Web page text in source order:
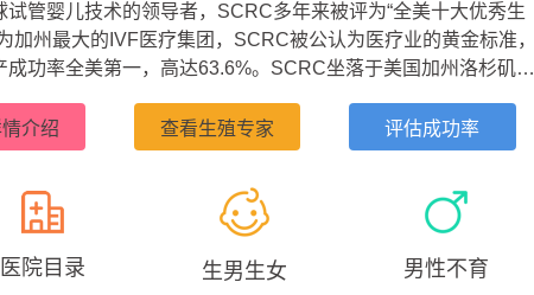
试管婴儿技术的领导者，SCRC多年来被评为“全美十大优秀生
加州最大的IVF医疗集团，SCRC被公认为医疗业的黄金标准，
成功率全美第一，高达63.6%。SCRC坐落于美国加州洛杉矶市
美国SCRC的生育专家就完成了美国西海岸第一例卵母细胞胞
射（ICSI）的试管案例，显著提高了卵子体外受精的成功率。...
介绍 查看生殖专家 评估成功率
医院目录 生男生女 男性不育